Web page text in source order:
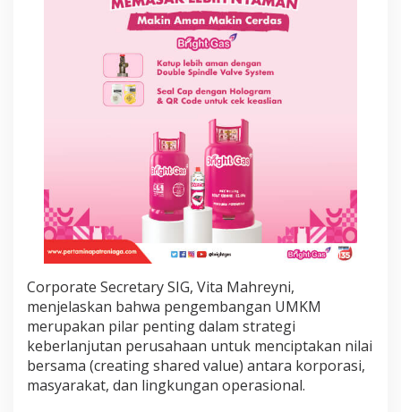
i
l
i
a
d
a
1
0
T
e
n
a
a
K
Corporate Secretary SIG, Vita Mahreyni,
menjelaskan bahwa pengembangan UMKM
merupakan pilar penting dalam strategi
keberlanjutan perusahaan untuk menciptakan nilai
bersama (creating shared value) antara korporasi,
masyarakat, dan lingkungan operasional.